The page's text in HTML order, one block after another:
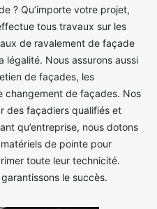
? Qu’importe votre projet,
tous travaux sur les
de ravalement de façade
légalité. Nous assurons aussi
de façades, les
changement de façades. Nos
des façadiers qualifiés et
qu’entreprise, nous dotons
de pointe pour
toute leur technicité.
le succès.